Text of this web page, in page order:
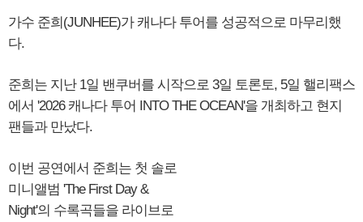
가수 준희(JUNHEE)가 캐나다 투어를 성공적으로 마무리했
다.
준희는 지난 1일 밴쿠버를 시작으로 3일 토론토, 5일 핼리팩스
에서 '2026 캐나다 투어 INTO THE OCEAN'을 개최하고 현지
팬들과 만났다.
이번 공연에서 준희는 첫 솔로
미니앨범 'The First Day &
Night'의 수록곡들을 라이브로